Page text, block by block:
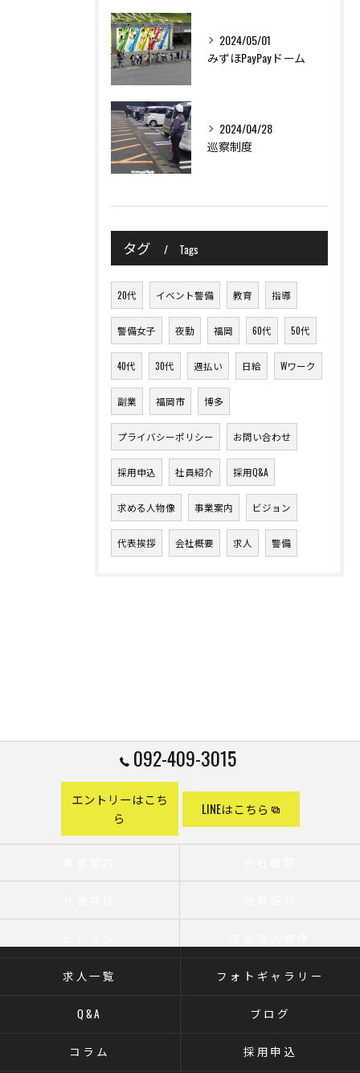
2024/05/01
みずほPayPayドーム
2024/04/28
巡察制度
タグ Tags
20代 イベント警備 教育 指導
警備女子 夜勤 福岡 60代 50代
40代 30代 週払い 日給 Wワーク
副業 福岡市 博多
プライバシーポリシー お問い合わせ
採用申込 社員紹介 採用Q&A
求める人物像 事業案内 ビジョン
代表挨拶 会社概要 求人 警備
092-409-3015
エントリーはこち
ら
LINEはこちら
求人一覧 フォトギャラリー
Q&A ブログ
コラム 採用申込